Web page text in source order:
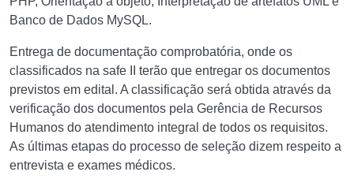
Banco de Dados MySQL.
Entrega de documentação comprobatória, onde os
classificados na safe II terão que entregar os documentos
previstos em edital. A classificação será obtida através da
verificação dos documentos pela Gerência de Recursos
Humanos do atendimento integral de todos os requisitos.
As últimas etapas do processo de seleção dizem respeito a
entrevista e exames médicos.